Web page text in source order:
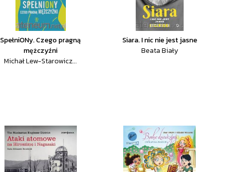
SpełniONy. Czego pragną
mężczyźni
Michał Lew-Starowicz...
Siara. I nic nie jest jasne
Beata Biały